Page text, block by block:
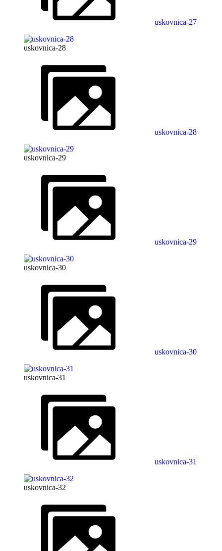
uskovnica-27
uskovnica-28
uskovnica-28
uskovnica-29
uskovnica-29
uskovnica-30
uskovnica-30
uskovnica-31
uskovnica-31
uskovnica-32